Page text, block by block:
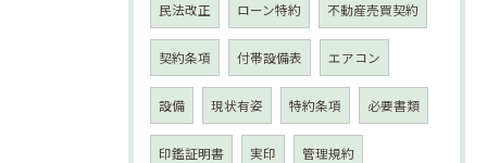
民法改正 ローン特約 不動産売買契約
契約条項 付帯設備表 エアコン
設備 現状有姿 特約条項 必要書類
印鑑証明書 実印 管理規約